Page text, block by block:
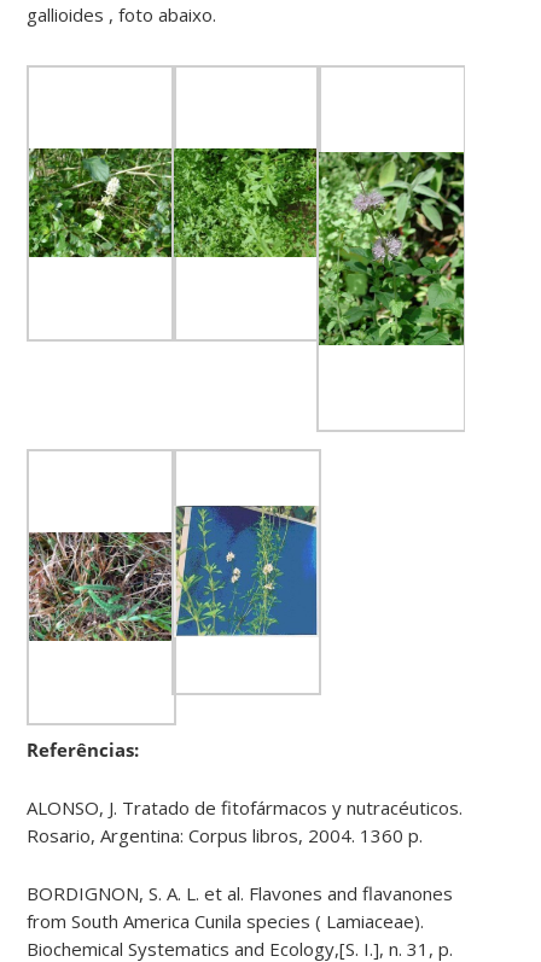
gallioides , foto abaixo.
Referências:
ALONSO, J. Tratado de fitofármacos y nutracéuticos.
Rosario, Argentina: Corpus libros, 2004. 1360 p.
BORDIGNON, S. A. L. et al. Flavones and flavanones
from South America Cunila species ( Lamiaceae).
Biochemical Systematics and Ecology,[S. I.], n. 31, p.